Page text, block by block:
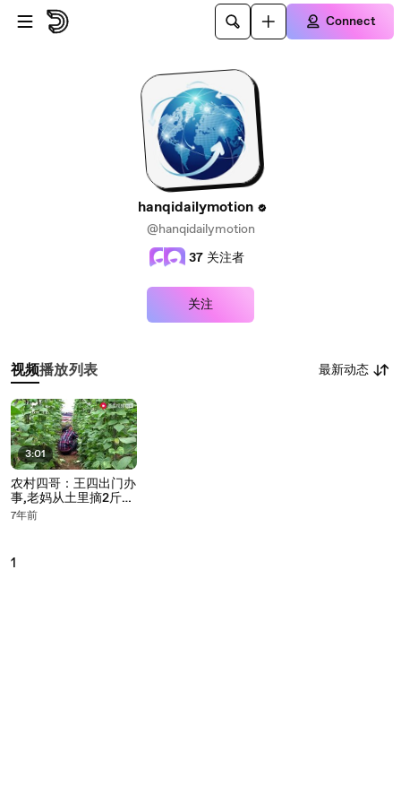
Skip to main content
Connect
hanqidailymotion
@hanqidailymotion
37 关注者
关注
视频播放列表 最新动态
3:01
农村四哥：王四出门办
事,老妈从土里摘2斤四
季豆,土灶一炒挺下饭
7年前
1